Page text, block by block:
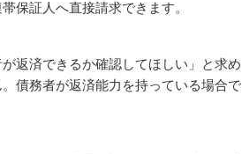
保証人へ直接請求できます。
返済できるか確認してほしい」と求め
債務者が返済能力を持っている場合で